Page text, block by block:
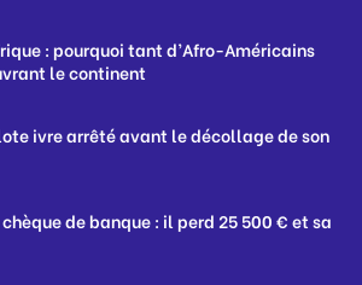
: pourquoi tant d’Afro-Américains
le continent
ivre arrêté avant le décollage de son
de banque : il perd 25 500 € et sa